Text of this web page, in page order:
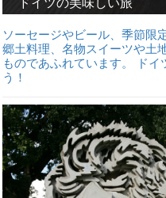
ソーセージやビール、季節限
郷土料理、名物スイーツや土
ものであふれています。 ド
う！